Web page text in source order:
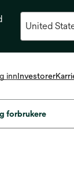
innInvestorer
a
forbrukere